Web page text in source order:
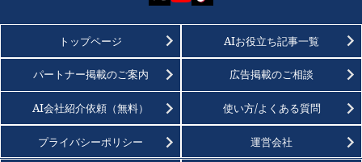
トップページ AIお役立ち記事一覧
パートナー掲載のご案内 広告掲載のご相談
AI会社紹介依頼（無料） 使い方/よくある質問
プライバシーポリシー 運営会社